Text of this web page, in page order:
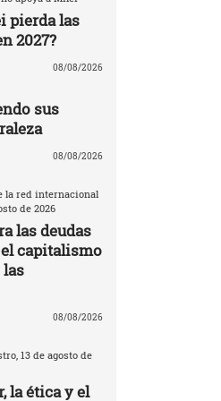
pierda las
2027?
08/08/2026
sus
08/08/2026
la red internacional
de 2026
las deudas
capitalismo
las
08/08/2026
13 de agosto de
la ética y el